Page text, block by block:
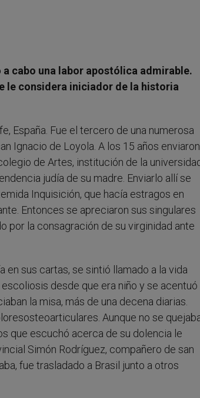
cabo una labor apostólica admirable.
le considera iniciador de la historia
España. Fue el tercero de una numerosa
Ignacio de Loyola. A los 15 años enviaron
de Artes, institución de la
judía de su madre. Enviarlo allí se
Inquisición, que hacía estragos en
Entonces se apreciaron sus singulares
por la consagración de su virginidad ante
en sus cartas, se sintió llamado a la vida
desde que era niño y se acentuó
la misa, más de una decena diarias.
Aunque no se
que escuchó acerca de su dolencia le
Simón Rodríguez, compañero de san
fue trasladado a Brasil junto a otros